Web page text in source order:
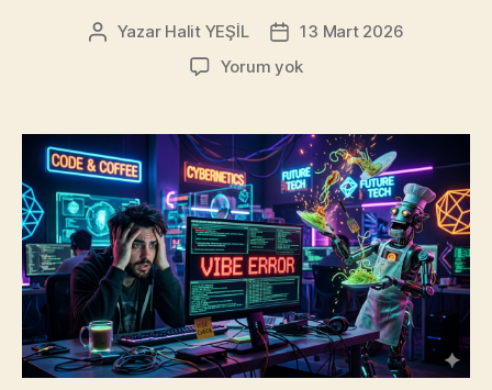
Yazının
Yazar Halit YEŞİL
Yazı
tarihi
13 Mart 2026
Yorum yokVibe
Proje
Patlatma
Sanatı:
“Abi
Vibe’ı
Verdim,
Gerisi
Claude’da”